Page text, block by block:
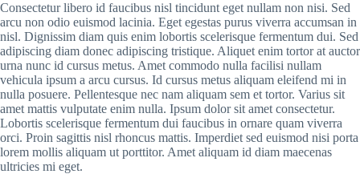
Consectetur libero id faucibus nisl tincidunt eget nullam non nisi. Sed
arcu non odio euismod lacinia. Eget egestas purus viverra accumsan in
nisl. Dignissim diam quis enim lobortis scelerisque fermentum dui. Sed
adipiscing diam donec adipiscing tristique. Aliquet enim tortor at auctor
urna nunc id cursus metus. Amet commodo nulla facilisi nullam
vehicula ipsum a arcu cursus. Id cursus metus aliquam eleifend mi in
nulla posuere. Pellentesque nec nam aliquam sem et tortor. Varius sit
amet mattis vulputate enim nulla. Ipsum dolor sit amet consectetur.
Lobortis scelerisque fermentum dui faucibus in ornare quam viverra
orci. Proin sagittis nisl rhoncus mattis. Imperdiet sed euismod nisi porta
lorem mollis aliquam ut porttitor. Amet aliquam id diam maecenas
ultricies mi eget.